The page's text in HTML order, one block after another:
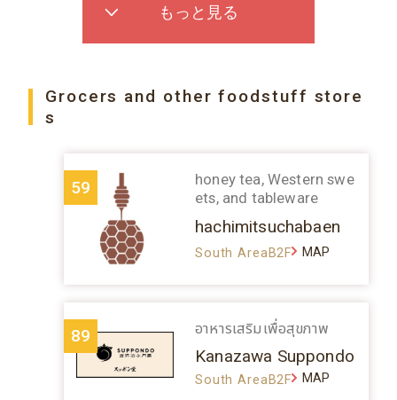
もっと見る
Grocers and other foodstuff store
s
59
honey tea, Western swe
ets, and tableware
hachimitsuchabaen
South AreaB2F MAP
89 อาหารเสริมเพื่อสุขภาพ
Kanazawa Suppondo
South AreaB2F MAP